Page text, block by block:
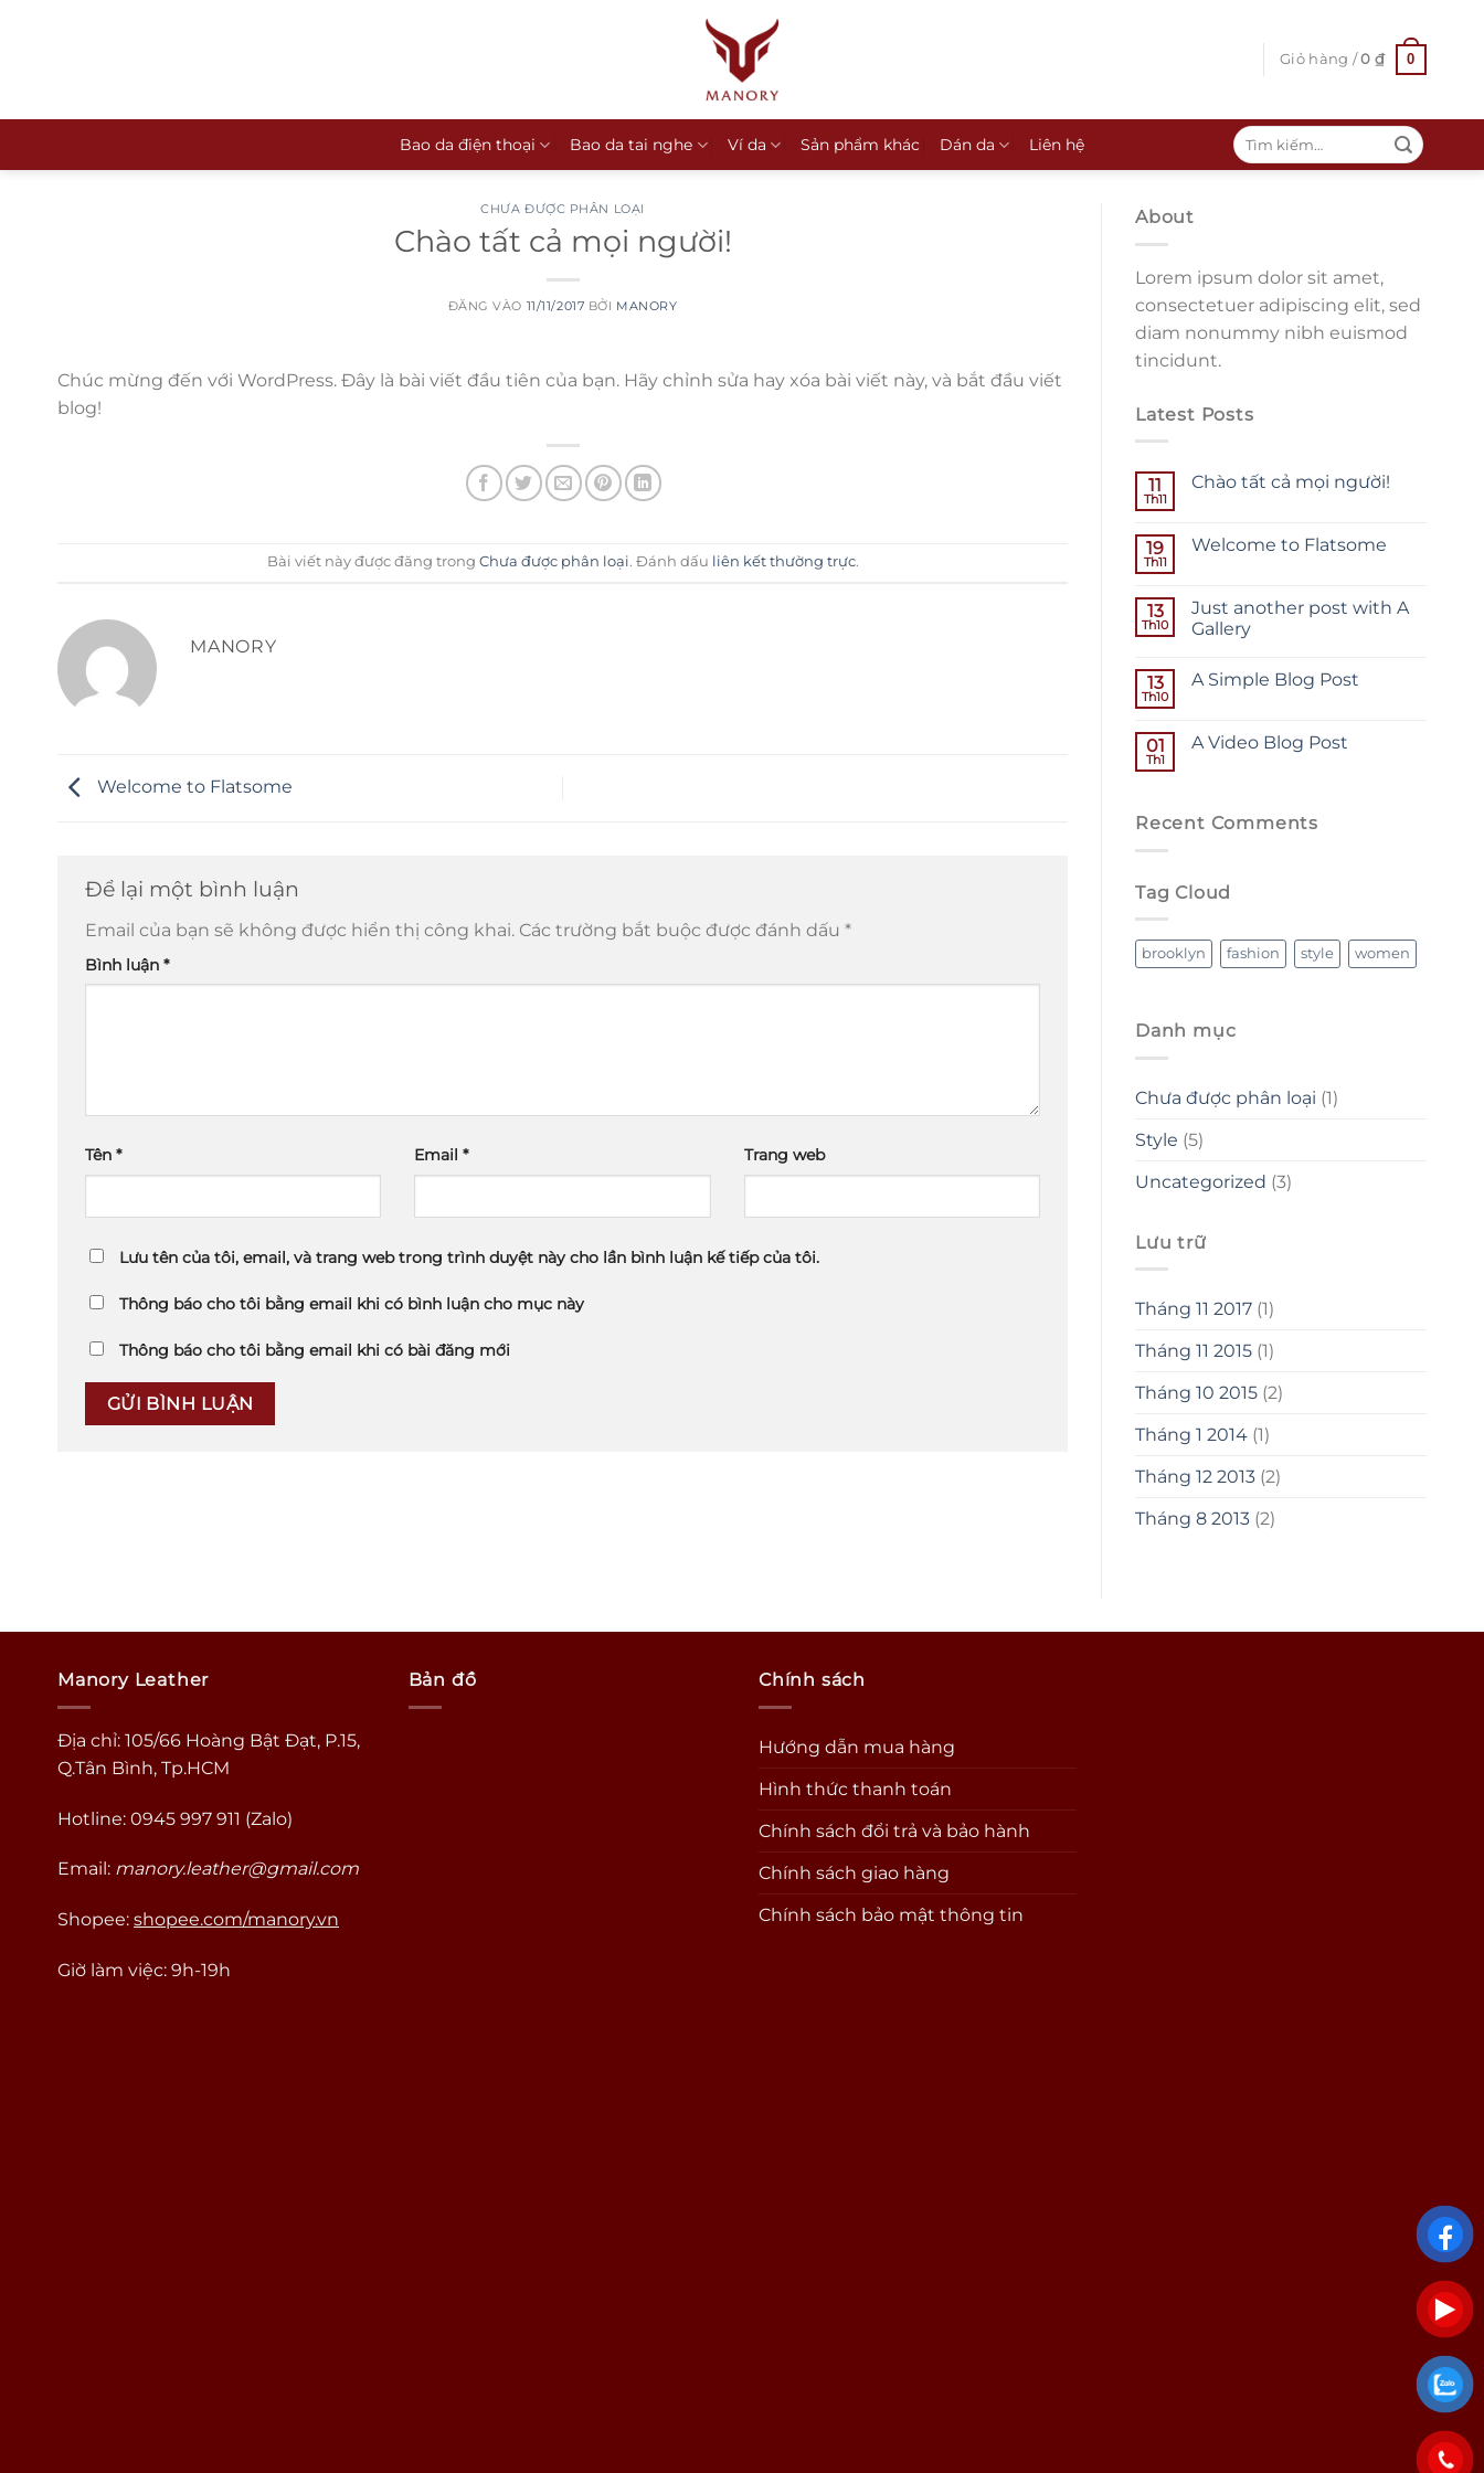
Giỏ hàng /0 ₫ 0
Bao da điện thoại Bao da tai nghe Ví da Sản phẩm khác Dán da Liên hệ
Tìm
kiếm:
CHƯA ĐƯỢC PHÂN LOẠI
Chào tất cả mọi người!
ĐĂNG VÀO 11/11/2017 BỞI MANORY
Chúc mừng đến với WordPress. Đây là bài viết đầu tiên của bạn. Hãy chỉnh sửa hay xóa bài viết này, và bắt đầu viết
blog!
Bài viết này được đăng trong Chưa được phân loại. Đánh dấu liên kết thường trực.
MANORY
Welcome to Flatsome
Để lại một bình luận
Email của bạn sẽ không được hiển thị công khai. Các trường bắt buộc được đánh dấu *
Bình luận *
Tên * Email* Trang web
Lưu tên của tôi, email, và trang web trong trình duyệt này cho lần bình luận kế tiếp của tôi.
Thông báo cho tôi bằng email khi có bình luận cho mục này
Thông báo cho tôi bằng email khi có bài đăng mới
About
Lorem ipsum dolor sit amet,
consectetuer adipiscing elit, sed
diam nonummy nibh euismod
tincidunt.
Latest Posts
11
Th11
Chào tất cả mọi người!
19
Th11
Welcome to Flatsome
13
Th10
Just another post with A
Gallery
13
Th10
A Simple Blog Post
01
Th1
A Video Blog Post
Recent Comments
Tag Cloud
brooklyn fashion style women
Danh mục
Chưa được phân loại (1)
Style (5)
Uncategorized (3)
Lưu trữ
Tháng 11 2017 (1)
Tháng 11 2015 (1)
Tháng 10 2015 (2)
Tháng 1 2014 (1)
Tháng 12 2013 (2)
Tháng 8 2013 (2)
Manory Leather
Địa chỉ: 105/66 Hoàng Bật Đạt, P.15,
Q.Tân Bình, Tp.HCM
Hotline: 0945 997 911 (Zalo)
Email: manory.leather@gmail.com
Shopee: shopee.com/manory.vn
Giờ làm việc: 9h-19h
Bản đồ Chính sách
Hướng dẫn mua hàng
Hình thức thanh toán
Chính sách đổi trả và bảo hành
Chính sách giao hàng
Chính sách bảo mật thông tin